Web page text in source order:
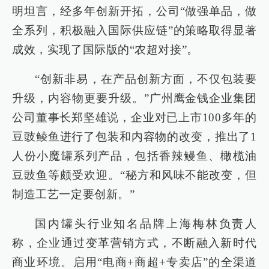
明坦言，经多年创新开拓，公司“做强单品，做
全系列，积极融入国际供应链”的策略取得显著
成效，实现了国际版的“农超对接”。
“创新非易，在产品创新方面，不仅包装要
升级，内容物更要升级。”广州鹰金钱企业集团
公司董事长郑坚雄说，企业对已上市100多年的
豆豉鲮鱼进行了包装和内容物的改变，推出了1
人份小魔罐系列产品，包括香辣鳗鱼、橄榄油
豆豉鱼等颇受欢迎。“秘方和风味不能改变，但
制造工艺一定要创新。”
国内罐头行业知名品牌上海梅林负责人
称，企业通过变革营销方式，不断融入新时代
商业环境。启用“电商+商超+专卖店”的全渠道